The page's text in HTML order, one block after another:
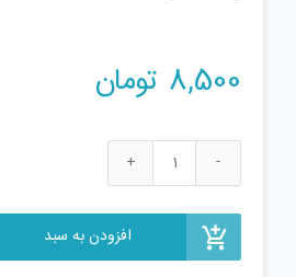
8,500 تومان
تیله
افزودن به سبد